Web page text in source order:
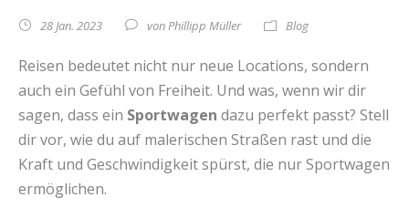
28 Jan. 2023 vonPhillipp Müller Blog
Reisen bedeutet nicht nur neue Locations, sondern
auch ein Gefühl von Freiheit. Und was, wenn wir dir
sagen, dass ein Sportwagen dazu perfekt passt? Stell
dir vor, wie du auf malerischen Straßen rast und die
Kraft und Geschwindigkeit spürst, die nur Sportwagen
ermöglichen.